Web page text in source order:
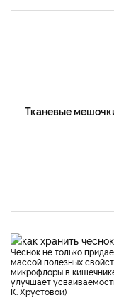
Тканевые
Чеснок не только придает блюдам насыщенный вкус, но и обладает
массой полезных
микрофлоры в
улучшает
К. Хрустовой)